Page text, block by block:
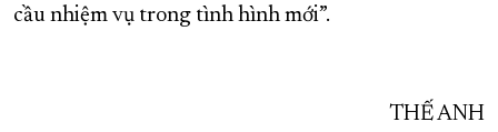
cầu nhiệm vụ trong tình hình mới”.
THẾ ANH